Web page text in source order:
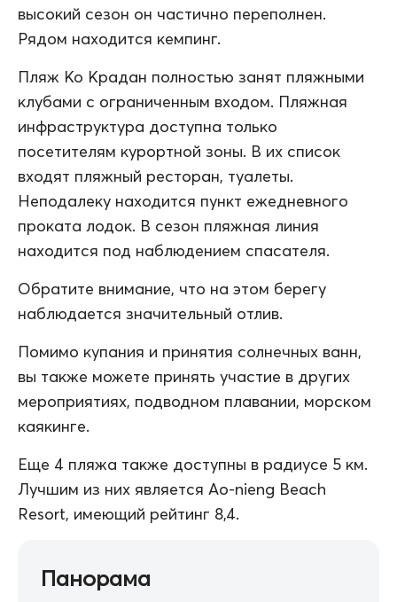
высокий сезон он частично переполнен.
Рядом находится кемпинг.
Пляж Ко Крадан полностью занят пляжными
клубами с ограниченным входом. Пляжная
инфраструктура доступна только
посетителям курортной зоны. В их список
входят пляжный ресторан, туалеты.
Неподалеку находится пункт ежедневного
проката лодок. В сезон пляжная линия
находится под наблюдением спасателя.
Обратите внимание, что на этом берегу
наблюдается значительный отлив.
Помимо купания и принятия солнечных ванн,
вы также можете принять участие в других
мероприятиях, подводном плавании, морском
каякинге.
Еще 4 пляжа также доступны в радиусе 5 км.
Лучшим из них является Ao-nieng Beach
Resort, имеющий рейтинг 8,4.
Панорама